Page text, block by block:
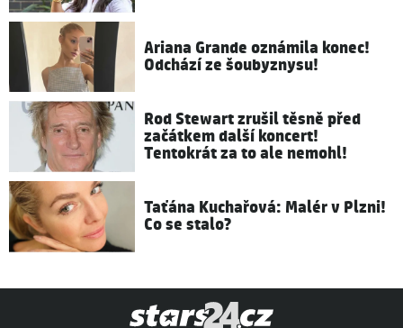
Ariana Grande oznámila konec!
Odchází ze šoubyznysu!
Rod Stewart zrušil těsně před
začátkem další koncert!
Tentokrát za to ale nemohl!
Taťána Kuchařová: Malér v Plzni!
Co se stalo?